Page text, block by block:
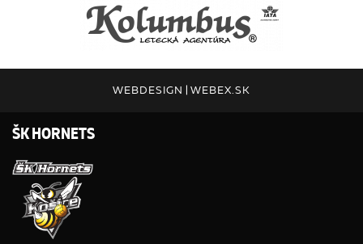
WEBDESIGN WEBEX.SK
ŠK HORNETS